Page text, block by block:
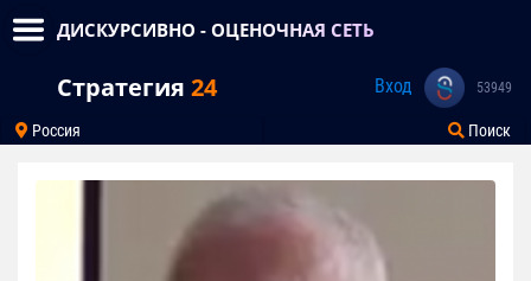
ДИСКУРСИВНО - ОЦЕНОЧНАЯ СЕТЬ
Стратегия 24 Вход 53949
Россия Поиск